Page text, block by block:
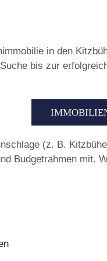
in den
bis zur
(z. B.
Budgetrahmen mit.